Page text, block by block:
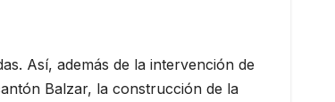
Así, además de la intervención de
Balzar, la construcción de la